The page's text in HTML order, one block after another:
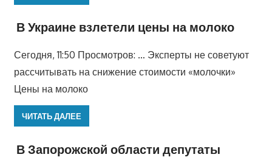
В Украине взлетели цены на молоко
Сегодня, 11:50 Просмотров: … Эксперты не советуют
рассчитывать на снижение стоимости «молочки»
Цены на молоко
ЧИТАТЬ ДАЛЕЕ
В Запорожской области депутаты